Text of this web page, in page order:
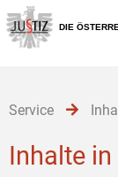
Zur
Hauptnavigation
[1]
Zum
Inhalt
[2]
Zum
Untermenü
[3]
DIE
Service
Inhalte